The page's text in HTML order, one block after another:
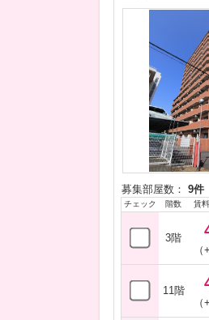
募集部屋数： 9件
チェック 階数 賃
3階
11階